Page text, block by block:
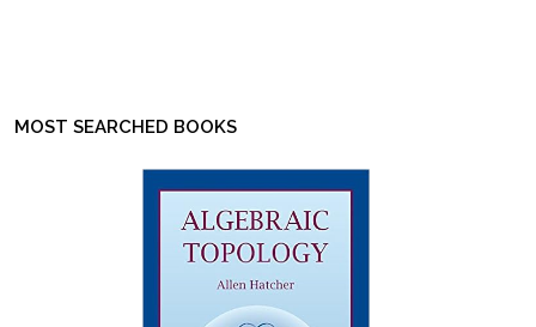
MOST SEARCHED BOOKS